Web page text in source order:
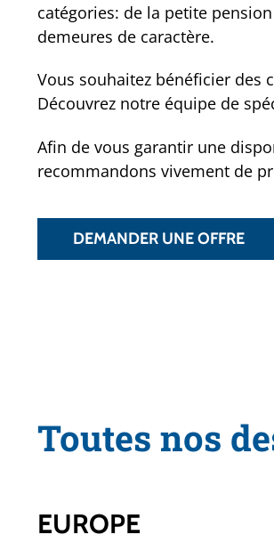
catégories: de la petite
demeures de caractère.
Vous souhaitez bénéficier des
Découvrez notre équipe de
Afin de vous garantir une
recommandons vivement de
DEMANDER UNE OFFRE
Toutes nos
EUROPE